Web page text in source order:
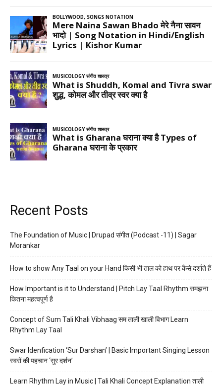
Recent Posts
The Foundation of Music | Drupad संगीत (Podcast -11) | Sagar
Morankar
How to show Any Taal on your Hand किसी भी ताल को हाथ पर कैसे दर्शाते हैं
How Important is it to Understand | Pitch Lay Taal Rhythm समझना
कितना महत्वपूर्ण है
Concept of Sum Tali Khali Vibhaag सम ताली खाली विभाग Learn
Rhythm Lay Taal
Swar Idenfication ‘Sur Darshan’ | Basic Important Singing Lesson
स्वरों की पहचान ‘सुर दर्शन’
Learn Rhythm Lay in Music | Tali Khali Concept Explanation ताली